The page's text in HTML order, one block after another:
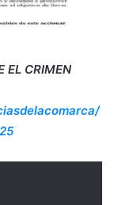
EL CRIMEN